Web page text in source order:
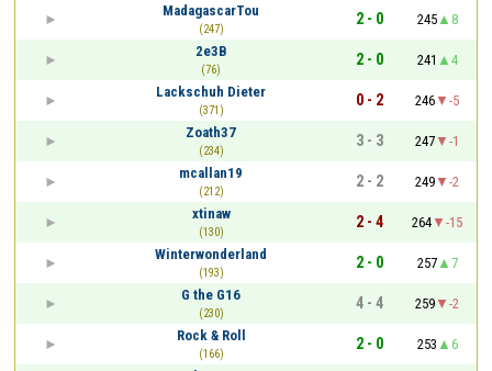
MadagascarTou
(247)
2 - 0 245
8
2e3B
(76)
2 - 0 241
4
Lackschuh Dieter
(371)
0 - 2 246
-5
Zoath37
(234)
3 - 3 247
-1
mcallan19
(212)
2 - 2 249
-2
xtinaw
(130)
2 - 4 264
-15
Winterwonderland
(193)
2 - 0 257
7
G the G16
(230)
4 - 4 259
-2
Rock & Roll
(166)
2 - 0 253
6